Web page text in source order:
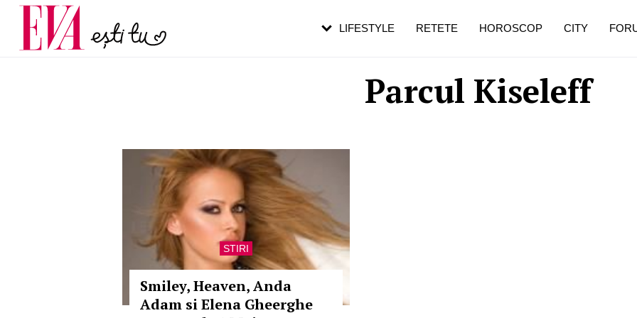
Parcul Kiseleff
STIRI
Smiley, Heaven, Anda
Adam si Elena Gheerghe
LIFESTYLE RETETE HOROSCOP CITY
Carieră
Actualitate
pe măsură ce înaintezi în vârstă